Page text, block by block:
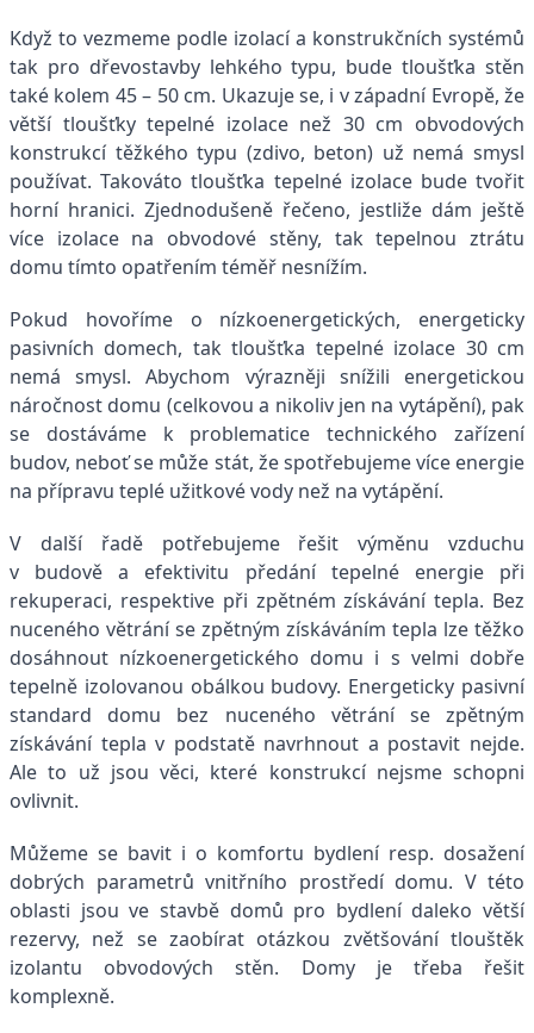
Když to vezmeme podle izolací a konstrukčních systémů
tak pro dřevostavby lehkého typu, bude tloušťka stěn
také kolem 45 – 50 cm. Ukazuje se, i v západní Evropě, že
větší tloušťky tepelné izolace než 30 cm obvodových
konstrukcí těžkého typu (zdivo, beton) už nemá smysl
používat. Takováto tloušťka tepelné izolace bude tvořit
horní hranici. Zjednodušeně řečeno, jestliže dám ještě
více izolace na obvodové stěny, tak tepelnou ztrátu
domu tímto opatřením téměř nesnížím.
Pokud hovoříme o nízkoenergetických, energeticky
pasivních domech, tak tloušťka tepelné izolace 30 cm
nemá smysl. Abychom výrazněji snížili energetickou
náročnost domu (celkovou a nikoliv jen na vytápění), pak
se dostáváme k problematice technického zařízení
budov, neboť se může stát, že spotřebujeme více energie
na přípravu teplé užitkové vody než na vytápění.
V další řadě potřebujeme řešit výměnu vzduchu
v budově a efektivitu předání tepelné energie při
rekuperaci, respektive při zpětném získávání tepla. Bez
nuceného větrání se zpětným získáváním tepla lze těžko
dosáhnout nízkoenergetického domu i s velmi dobře
tepelně izolovanou obálkou budovy. Energeticky pasivní
standard domu bez nuceného větrání se zpětným
získávání tepla v podstatě navrhnout a postavit nejde.
Ale to už jsou věci, které konstrukcí nejsme schopni
ovlivnit.
Můžeme se bavit i o komfortu bydlení resp. dosažení
dobrých parametrů vnitřního prostředí domu. V této
oblasti jsou ve stavbě domů pro bydlení daleko větší
rezervy, než se zaobírat otázkou zvětšování tlouštěk
izolantu obvodových stěn. Domy je třeba řešit
komplexně.